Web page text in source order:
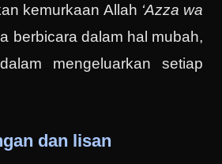
kemurkaan Allah ‘Azza wa
berbicara dalam hal mubah,
mengeluarkan setiap
dan lisan